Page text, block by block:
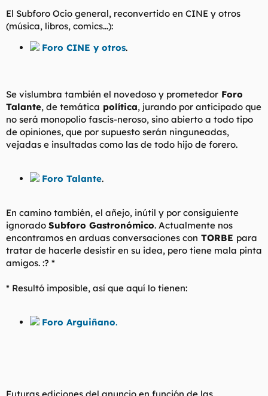
El Subforo Ocio general, reconvertido en CINE y otros
(música, libros, comics...):
Foro CINE y otros.
Se vislumbra también el novedoso y prometedor Foro
Talante, de temática política, jurando por anticipado que
no será monopolio fascis-neroso, sino abierto a todo tipo
de opiniones, que por supuesto serán ninguneadas,
vejadas e insultadas como las de todo hijo de forero.
Foro Talante.
En camino también, el añejo, inútil y por consiguiente
ignorado Subforo Gastronómico. Actualmente nos
encontramos en arduas conversaciones con TORBE para
tratar de hacerle desistir en su idea, pero tiene mala pinta
amigos. :? *
* Resultó imposible, así que aquí lo tienen:
Foro Arguiñano.
Futuras ediciones del anuncio en función de las